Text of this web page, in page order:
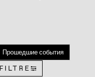
Прошедшие события
FILTRE